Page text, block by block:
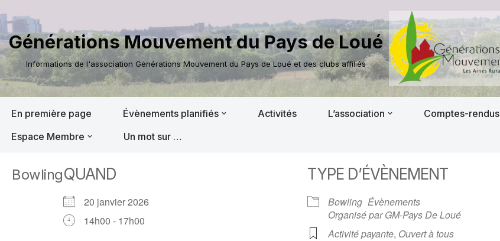
Aller
au
contenu
Générations Mouvement du Pays de Loué
Informations de l'association Générations Mouvement du Pays de Loué et des clubs affiliés
En première page Évènements planifiés Activités L’association Comptes-rendus
Espace Membre
Un mot sur …
BowlingQUAND
20 janvier 2026
14h00 - 17h00
TYPE D’ÉVÈNEMENT
Bowling Évènements
Organisé par GM-Pays De Loué
Activité payante, Ouvert à tous